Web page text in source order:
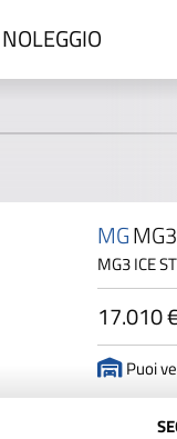
NOLEGGIO
MGMG3
MG3 ICE
17.010
Puoi